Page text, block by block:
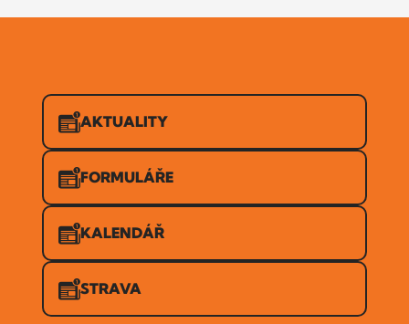
AKTUALITY
FORMULÁŘE
KALENDÁŘ
STRAVA